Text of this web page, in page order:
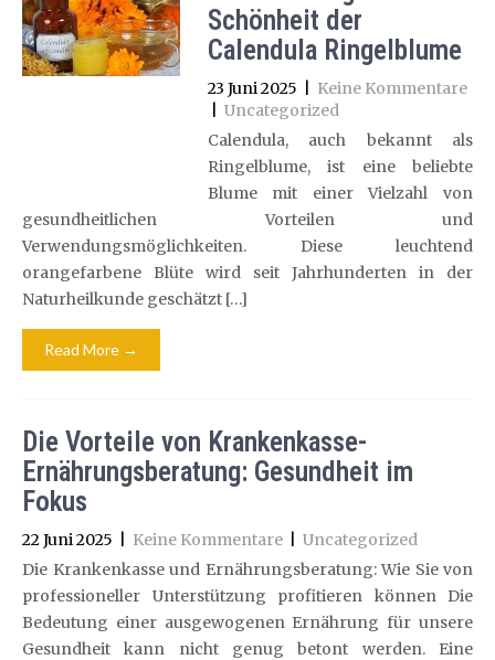
Schönheit der
Calendula Ringelblume
23 Juni 2025
Keine Kommentare
Uncategorized
Calendula, auch bekannt als
Ringelblume, ist eine beliebte
Blume mit einer Vielzahl von
gesundheitlichen Vorteilen und
Verwendungsmöglichkeiten. Diese leuchtend
orangefarbene Blüte wird seit Jahrhunderten in der
Naturheilkunde geschätzt […]
Read More →
Die Vorteile von Krankenkasse-
Ernährungsberatung: Gesundheit im
Fokus
22 Juni 2025 Keine Kommentare
Uncategorized
Die Krankenkasse und Ernährungsberatung: Wie Sie von
professioneller Unterstützung profitieren können Die
Bedeutung einer ausgewogenen Ernährung für unsere
Gesundheit kann nicht genug betont werden. Eine